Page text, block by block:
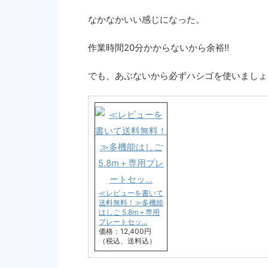
なかなかいい感じになった。
作業時間20分かからないから余裕!!
でも、あぶないから必ずハシゴを使いまし
≪レビューを書いて
送料無料！≫多機能
はしご 5.8m＋専用
プレートセッ...
価格：12,400円
（税込、送料込）